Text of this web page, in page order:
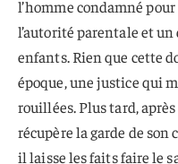
l’homme condamné
l’autorité parentale et
enfants. Rien que cette
époque, une justice qui
rouillées. Plus tard,
récupère la garde de son
il laisse les faits faire le